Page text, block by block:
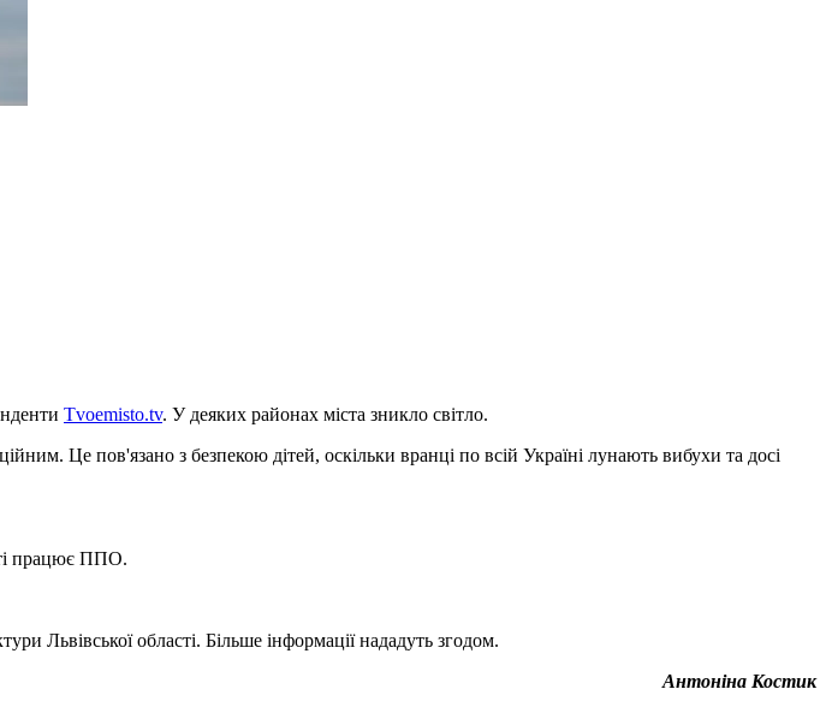
Tvoemisto.tv. У деяких районах міста зникло світло.
Це пов'язано з безпекою дітей, оскільки вранці по всій Україні лунають вибухи та досі
працює ППО.
Львівської області. Більше інформації нададуть згодом.
Антоніна Костик